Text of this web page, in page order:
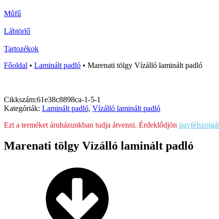
Műfű
Lábtörlő
Tartozékok
Főoldal • Laminált padló • Marenati tölgy Vízálló laminált padló
Cikkszám:61e38c8898ca-1-5-1
Kategóriák: Laminált padló, Vízálló laminált padló
Ezt a terméket áruházunkban tudja átvenni. Érdeklődjön
Marenati tölgy Vízálló laminált padló